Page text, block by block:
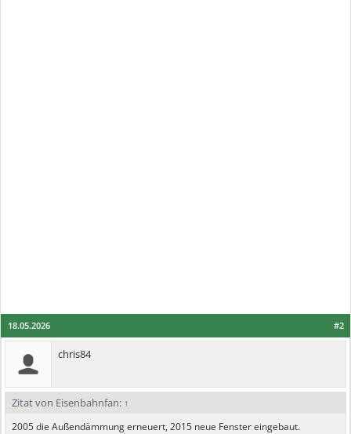
#2
18.05.2026
chris84
Zitat von Eisenbahnfan: ↑
2005 die Außendämmung erneuert, 2015 neue Fenster eingebaut.